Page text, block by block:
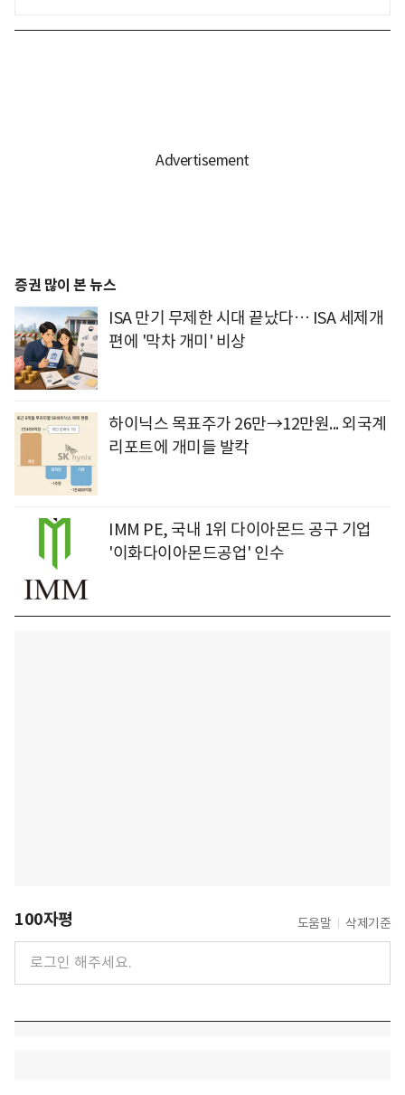
증권 많이 본 뉴스
ISA 만기 무제한 시대 끝났다… ISA 세제개
편에 '막차 개미' 비상
하이닉스 목표주가 26만→12만원... 외국계
리포트에 개미들 발칵
IMM PE, 국내 1위 다이아몬드 공구 기업
'이화다이아몬드공업' 인수
100자평 도움말 삭제기준